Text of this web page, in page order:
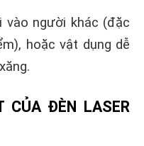
người khác (đặc
hoặc vật dụng dễ
CỦA ĐÈN LASER